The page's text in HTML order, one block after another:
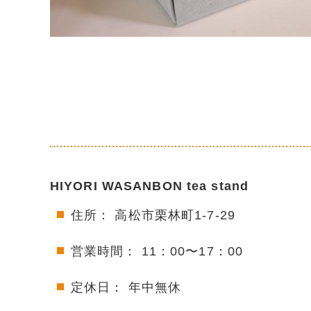
HIYORI WASANBON tea stand
住所： 高松市栗林町1-7-29
営業時間： 11：00〜17：00
定休日： 年中無休